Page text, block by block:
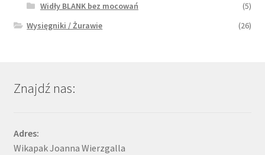
Widły BLANK bez mocowań
(5)
Wysięgniki / Żurawie
(26)
Znajdź nas:
Adres:
Wikapak Joanna Wierzgalla